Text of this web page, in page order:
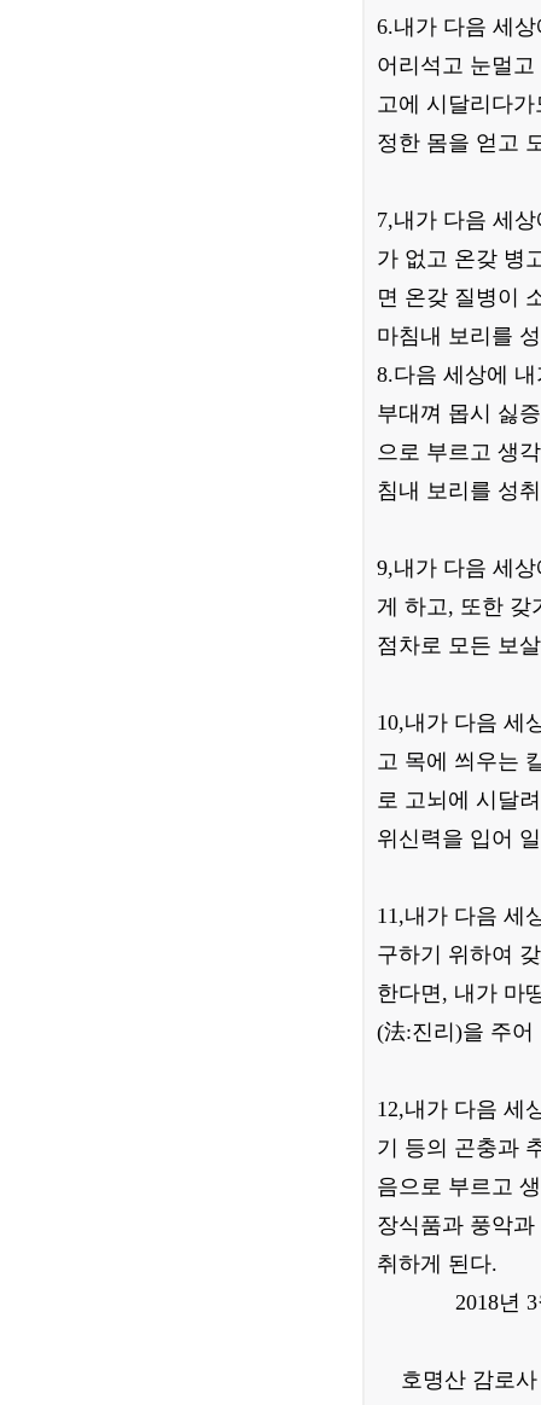
6.내가 다음 세
어리석고 눈멀고
고에 시달리다
정한 몸을 얻고
7,내가 다음 세
가 없고 온갖 병
면 온갖 질병이
마침내 보리를
8.다음 세상에
부대껴 몹시 싫
으로 부르고 생
침내 보리를 성
9,내가 다음 세
게 하고, 또한 갖
점차로 모든 보
10,내가 다음 세
고 목에 씌우는
로 고뇌에 시달
위신력을 입어
11,내가 다음 세
구하기 위하여
한다면, 내가 마
(法:진리)을 주
12,내가 다음 세
기 등의 곤충과
음으로 부르고
장식품과 풍악
취하게 된다.
2018년 3
호명산 감로사